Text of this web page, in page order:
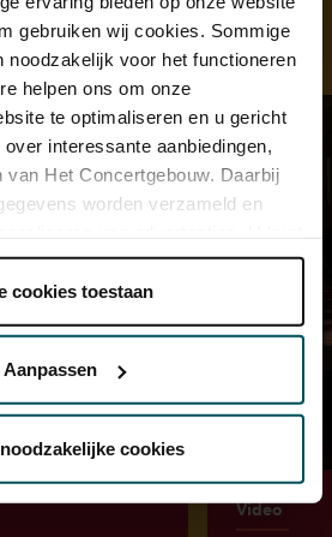
gebruiken wij cookies. Sommige
noodzakelijk voor het functioneren
helpen ons om onze
te optimaliseren en u gericht
interessante aanbiedingen,
van Het Concertgebouw. Daarbij
worden verzameld en
welke cookies wij mogen
hier. Lees onze
op onze website kunt u uw
die uw gegevens
cookies toestaan
Aanpassen
cookies
Video